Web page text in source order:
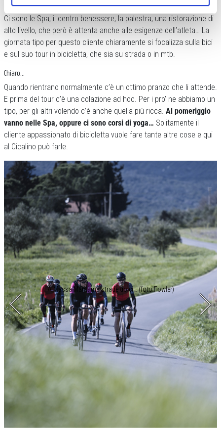
un bike hotel classico: è un villaggio con tutti i servizi alberghieri.
Ci sono le Spa, il centro benessere, la palestra, una ristorazione di
alto livello, che però è attenta anche alle esigenze dell’atleta… La
giornata tipo per questo cliente chiaramente si focalizza sulla bici
e sul suo tour in bicicletta, che sia su strada o in mtb.
Chiaro…
Quando rientrano normalmente c’è un ottimo pranzo che li attende.
E prima del tour c’è una colazione ad hoc. Per i pro’ ne abbiamo un
tipo, per gli altri volendo c’è anche quella più ricca. Al pomeriggio
vanno nelle Spa, oppure ci sono corsi di yoga… Solitamente il
cliente appassionato di bicicletta vuole fare tante altre cose e qui
al Cicalino può farle.
A Massa Marittima strade dolci… (foto Fowler)